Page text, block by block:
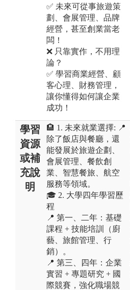
✅ 未來可從事旅遊策
劃、會展管理、品牌
經營，甚至創業當老
闆！
❌ 只靠實作，不用理
論？
✅ 學習商業經營、顧
客心理、財務管理，
讓你懂得如何讓企業
成功！
學習
資源
或補
充說
明
🏨 1. 未來就業選擇: 📍
除了飯店與餐廳，還
能發展於旅遊企劃、
會展管理、餐飲創
業、智慧餐旅、航空
服務等領域。
🎓 2. 大學四年學習歷
程
📍 第一、二年：基礎
課程 + 技能培訓（廚
藝、旅館管理、行
銷）。
📍 第三、四年：企業
實習 + 專題研究 + 國
際競賽，強化職場競